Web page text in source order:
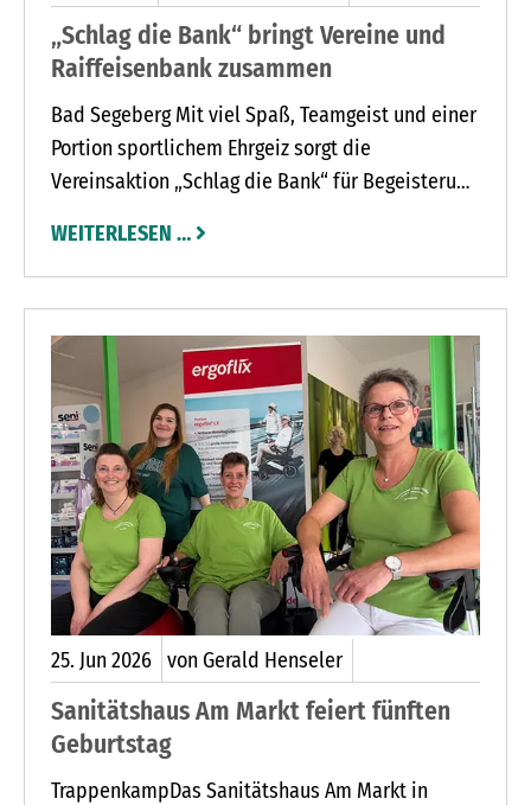
„Schlag die Bank“ bringt Vereine und
Raiffeisenbank zusammen
Bad Segeberg Mit viel Spaß, Teamgeist und einer
Portion sportlichem Ehrgeiz sorgt die
Vereinsaktion „Schlag die Bank“ für Begeisterung
Raiffeisenbank. Seit dem Start im Februar treten
Vereine aus der Region in verschiedenen Spielen
gegen die Bankmannschaft an. Neben dem
Wettkampf steht vor allem das gemeinsame
Miteinander im Mittelpunkt.ihren Wunschmonat
für die Teilnahme angeben. ohe
WEITERLESEN …
25. Jun2026 von Gerald Henseler
Sanitätshaus Am Markt feiert fünften
Geburtstag
TrappenkampDas Sanitätshaus Am Markt in